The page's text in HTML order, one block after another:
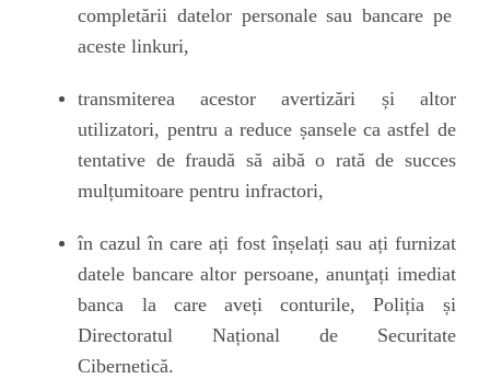
completării datelor personale sau bancare pe
aceste linkuri,
transmiterea acestor avertizări și altor
utilizatori, pentru a reduce șansele ca astfel de
tentative de fraudă să aibă o rată de succes
mulțumitoare pentru infractori,
în cazul în care ați fost înșelați sau ați furnizat
datele bancare altor persoane,anunţați imediat
banca la care aveți conturile, Poliția și
Directoratul Național de Securitate
Cibernetică.